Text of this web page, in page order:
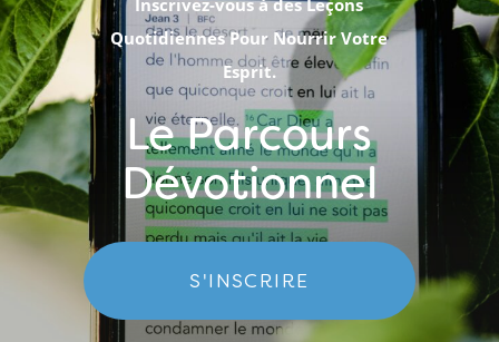
Quotidiennes Pour Nourrir Votre
Esprit.
Le Parcours
Dévotionnel
S'INSCRIRE